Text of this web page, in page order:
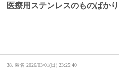
医療用ステンレスのものばか
38. 匿名 2026/03/01(日) 23:25:40